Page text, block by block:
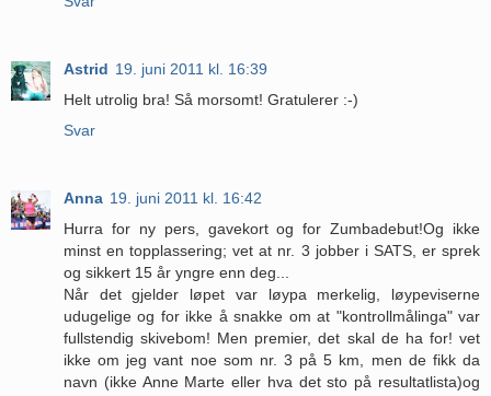
Astrid 19. juni 2011 kl. 16:39
Helt utrolig bra! Så morsomt! Gratulerer :-)
Svar
Anna 19. juni 2011 kl. 16:42
Hurra for ny pers, gavekort og for Zumbadebut!Og ikke
minst en topplassering; vet at nr. 3 jobber i SATS, er sprek
og sikkert 15 år yngre enn deg...
Når det gjelder løpet var løypa merkelig, løypeviserne
udugelige og for ikke å snakke om at "kontrollmålinga" var
fullstendig skivebom! Men premier, det skal de ha for! vet
ikke om jeg vant noe som nr. 3 på 5 km, men de fikk da
navn (ikke Anne Marte eller hva det sto på resultatlista)og